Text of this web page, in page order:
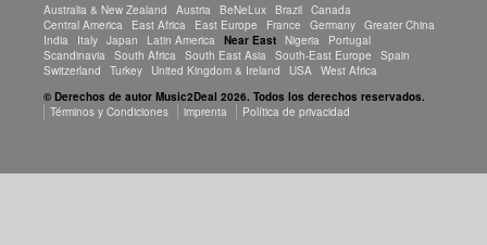
Australia & New Zealand Austria BeNeLux Brazil Canada
Central America
East Africa East Europe France Germany Greater China
India
Italy Japan Latin America Near East Nigeria
Portugal
Scandinavia
South Africa South East Asia South-East Europe
Spain
Switzerland
Turkey United Kingdom & Ireland USA
West Africa
© Derechos de autor Music2Deal 2026. Todos los derechos reservados.
Términos y Condiciones
imprenta Política de privacidad